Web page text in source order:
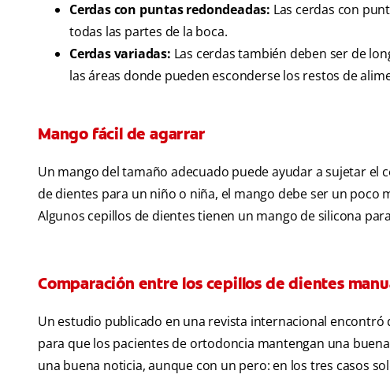
Cerdas con puntas redondeadas: Las cerdas con
todas las partes de la boca.
Cerdas variadas: Las cerdas también deben ser de
las áreas donde pueden esconderse los restos de
Mango fácil de agarrar
Un mango del tamaño adecuado puede ayudar a sujetar el
de dientes para un niño o niña, el mango debe ser un
Algunos cepillos de dientes tienen un mango de silicona
Comparación entre los cepillos de dientes
Un estudio publicado en una revista internacional
para que los pacientes de ortodoncia mantengan una
una buena noticia, aunque con un pero: en los tres casos